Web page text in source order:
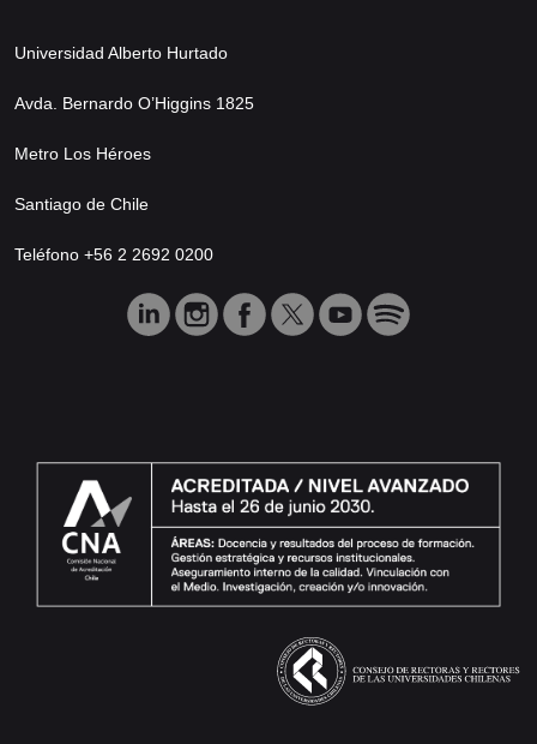
Universidad Alberto Hurtado
Avda. Bernardo O’Higgins 1825
Metro Los Héroes
Santiago de Chile
Teléfono +56 2 2692 0200